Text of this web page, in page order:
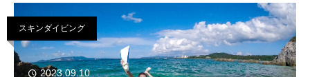
際に雨
海の中は雨もふらずギリギリセーフでし
スキンダイビング
2023.09.10